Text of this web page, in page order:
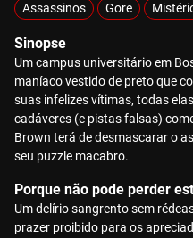
Assassinos Gore
Sinopse
Um campus universitário em
maníaco vestido de preto que
suas infelizes vítimas, todas
cadáveres (e pistas falsas)
Brown terá de desmascarar o
seu puzzle macabro.
Porque não pode perder
Um delírio sangrento sem
prazer proibido para os